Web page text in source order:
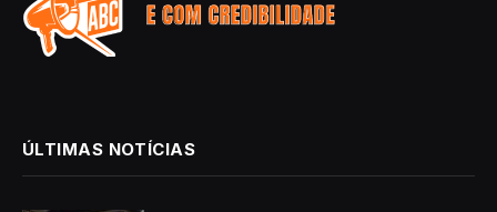
ÚLTIMAS NOTÍCIAS